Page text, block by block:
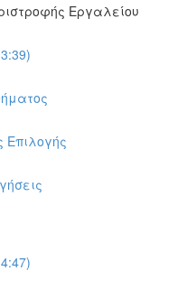
Εργαλείου
Επιλογής